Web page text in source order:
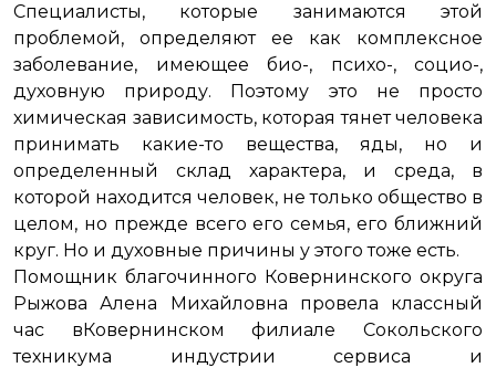
Специалисты, которые занимаются этой
проблемой, определяют ее как комплексное
заболевание, имеющее био-, психо-, социо-,
духовную природу. Поэтому это не просто
химическая зависимость, которая тянет человека
принимать какие-то вещества, яды, но и
определенный склад характера, и среда, в
которой находится человек, не только общество в
целом, но прежде всего его семья, его ближний
круг. Но и духовные причины у этого тоже есть.
Помощник благочинного Ковернинского округа
Рыжова Алена Михайловна провела классный
час вКовернинском филиале Сокольского
техникума индустрии сервиса и